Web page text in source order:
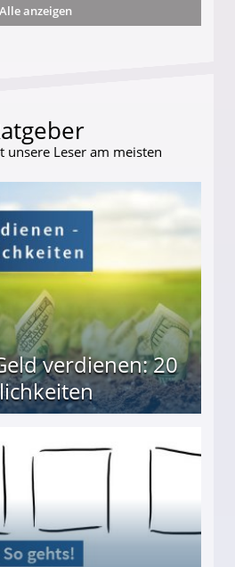
Alle anzeigen
unsere Leser am meisten
verdienen: 20